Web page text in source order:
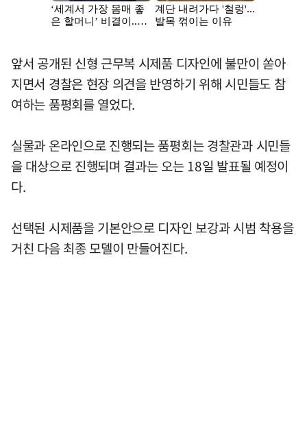
앞서 공개된 신형 근무복 시제품 디자인에 불만이 쏟아
지면서 경찰은 현장 의견을 반영하기 위해 시민들도 참
여하는 품평회를 열었다.
실물과 온라인으로 진행되는 품평회는 경찰관과 시민들
을 대상으로 진행되며 결과는 오는 18일 발표될 예정이
다.
선택된 시제품을 기본안으로 디자인 보강과 시범 착용을
거친 다음 최종 모델이 만들어진다.